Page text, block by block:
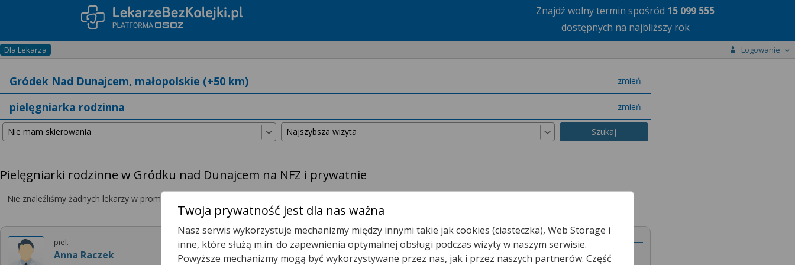
Znajdź wolny termin spośród 15 099 555
dostępnych na najbliższy rok
Dla Lekarza Logowanie
zmień
miasto
zmień
specjalizację
Pielęgniarki rodzinne w Gródku nad Dunajcem na NFZ i prywatnie
Nie znaleźliśmy żadnych lekarzy w promieniu
piel.
Anna Raczek
Poradnia (gabinet) Pielęgniarki Środowiskowej - Rodzinnej
Twoja prywatność jest dla nas ważna
Nasz serwis wykorzystuje mechanizmy między innymi takie jak cookies (ciasteczka), Web Storage i
inne, które służą m.in. do zapewnienia optymalnej obsługi podczas wizyty w naszym serwisie.
Powyższe mechanizmy mogą być wykorzystywane przez nas, jak i przez naszych partnerów. Część